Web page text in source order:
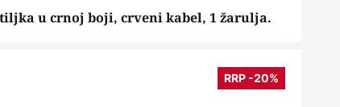
u crnoj boji, crveni kabel, 1 žarulja.
RRP -20%